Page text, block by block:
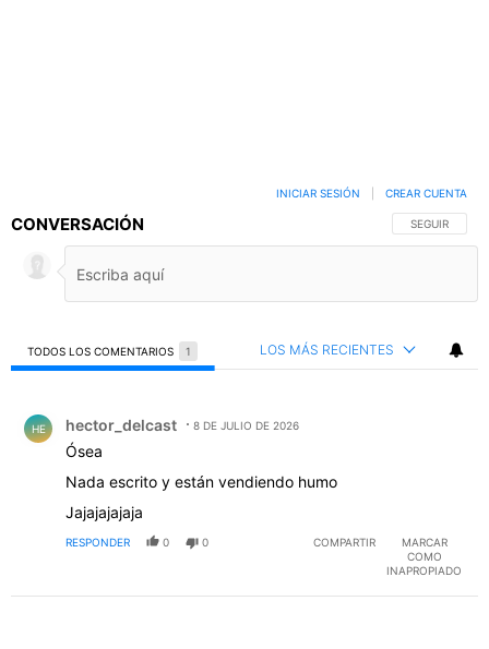
CONVERSACIÓN SIGA ESTA
SEGUIR
INICIAR SESIÓN CREAR CUENTA
TODOS LOS COMENTARIOS 1 LOS MÁS RECIENTES
HE hector_delcast 8 DE JULIO DE 2026
Ósea
Nada escrito y están vendiendo humo
Jajajajajaja
RESPONDER 0 0 COMPARTIR
MARCAR
COMO
INAPROPIADO